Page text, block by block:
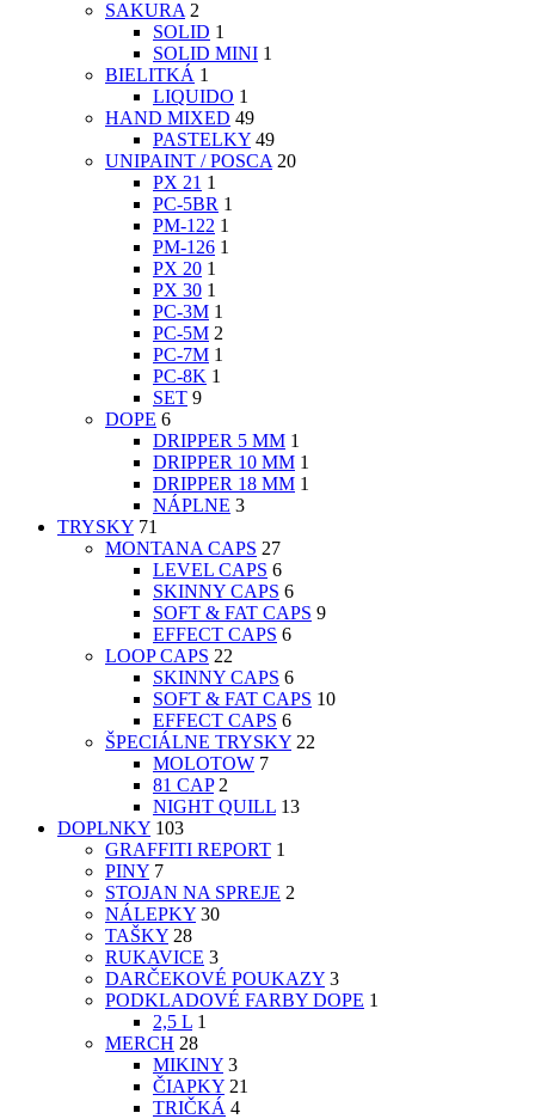
SAKURA 2
SOLID 1
SOLID MINI 1
BIELITKÁ 1
LIQUIDO 1
HAND MIXED 49
PASTELKY 49
UNIPAINT / POSCA 20
PX 21 1
PC-5BR 1
PM-122 1
PM-126 1
PX 20 1
PX 30 1
PC-3M 1
PC-5M 2
PC-7M 1
PC-8K 1
SET 9
DOPE 6
DRIPPER 5 MM 1
DRIPPER 10 MM 1
DRIPPER 18 MM 1
NÁPLNE 3
TRYSKY 71
MONTANA CAPS 27
LEVEL CAPS 6
SKINNY CAPS 6
SOFT & FAT CAPS 9
EFFECT CAPS 6
LOOP CAPS 22
SKINNY CAPS 6
SOFT & FAT CAPS 10
EFFECT CAPS 6
ŠPECIÁLNE TRYSKY 22
MOLOTOW 7
81 CAP 2
NIGHT QUILL 13
DOPLNKY 103
GRAFFITI REPORT 1
PINY 7
STOJAN NA SPREJE 2
NÁLEPKY 30
TAŠKY 28
RUKAVICE 3
DARČEKOVÉ POUKAZY 3
PODKLADOVÉ FARBY DOPE 1
2,5 L 1
MERCH 28
MIKINY 3
ČIAPKY 21
TRIČKÁ 4